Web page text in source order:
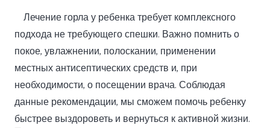
Лечение горла у ребенка требует комплексного
подхода не требующего спешки. Важно помнить о
покое, увлажнении, полоскании, применении
местных антисептических средств и, при
необходимости, о посещении врача. Соблюдая
данные рекомендации, мы сможем помочь ребенку
быстрее выздороветь и вернуться к активной жизни.